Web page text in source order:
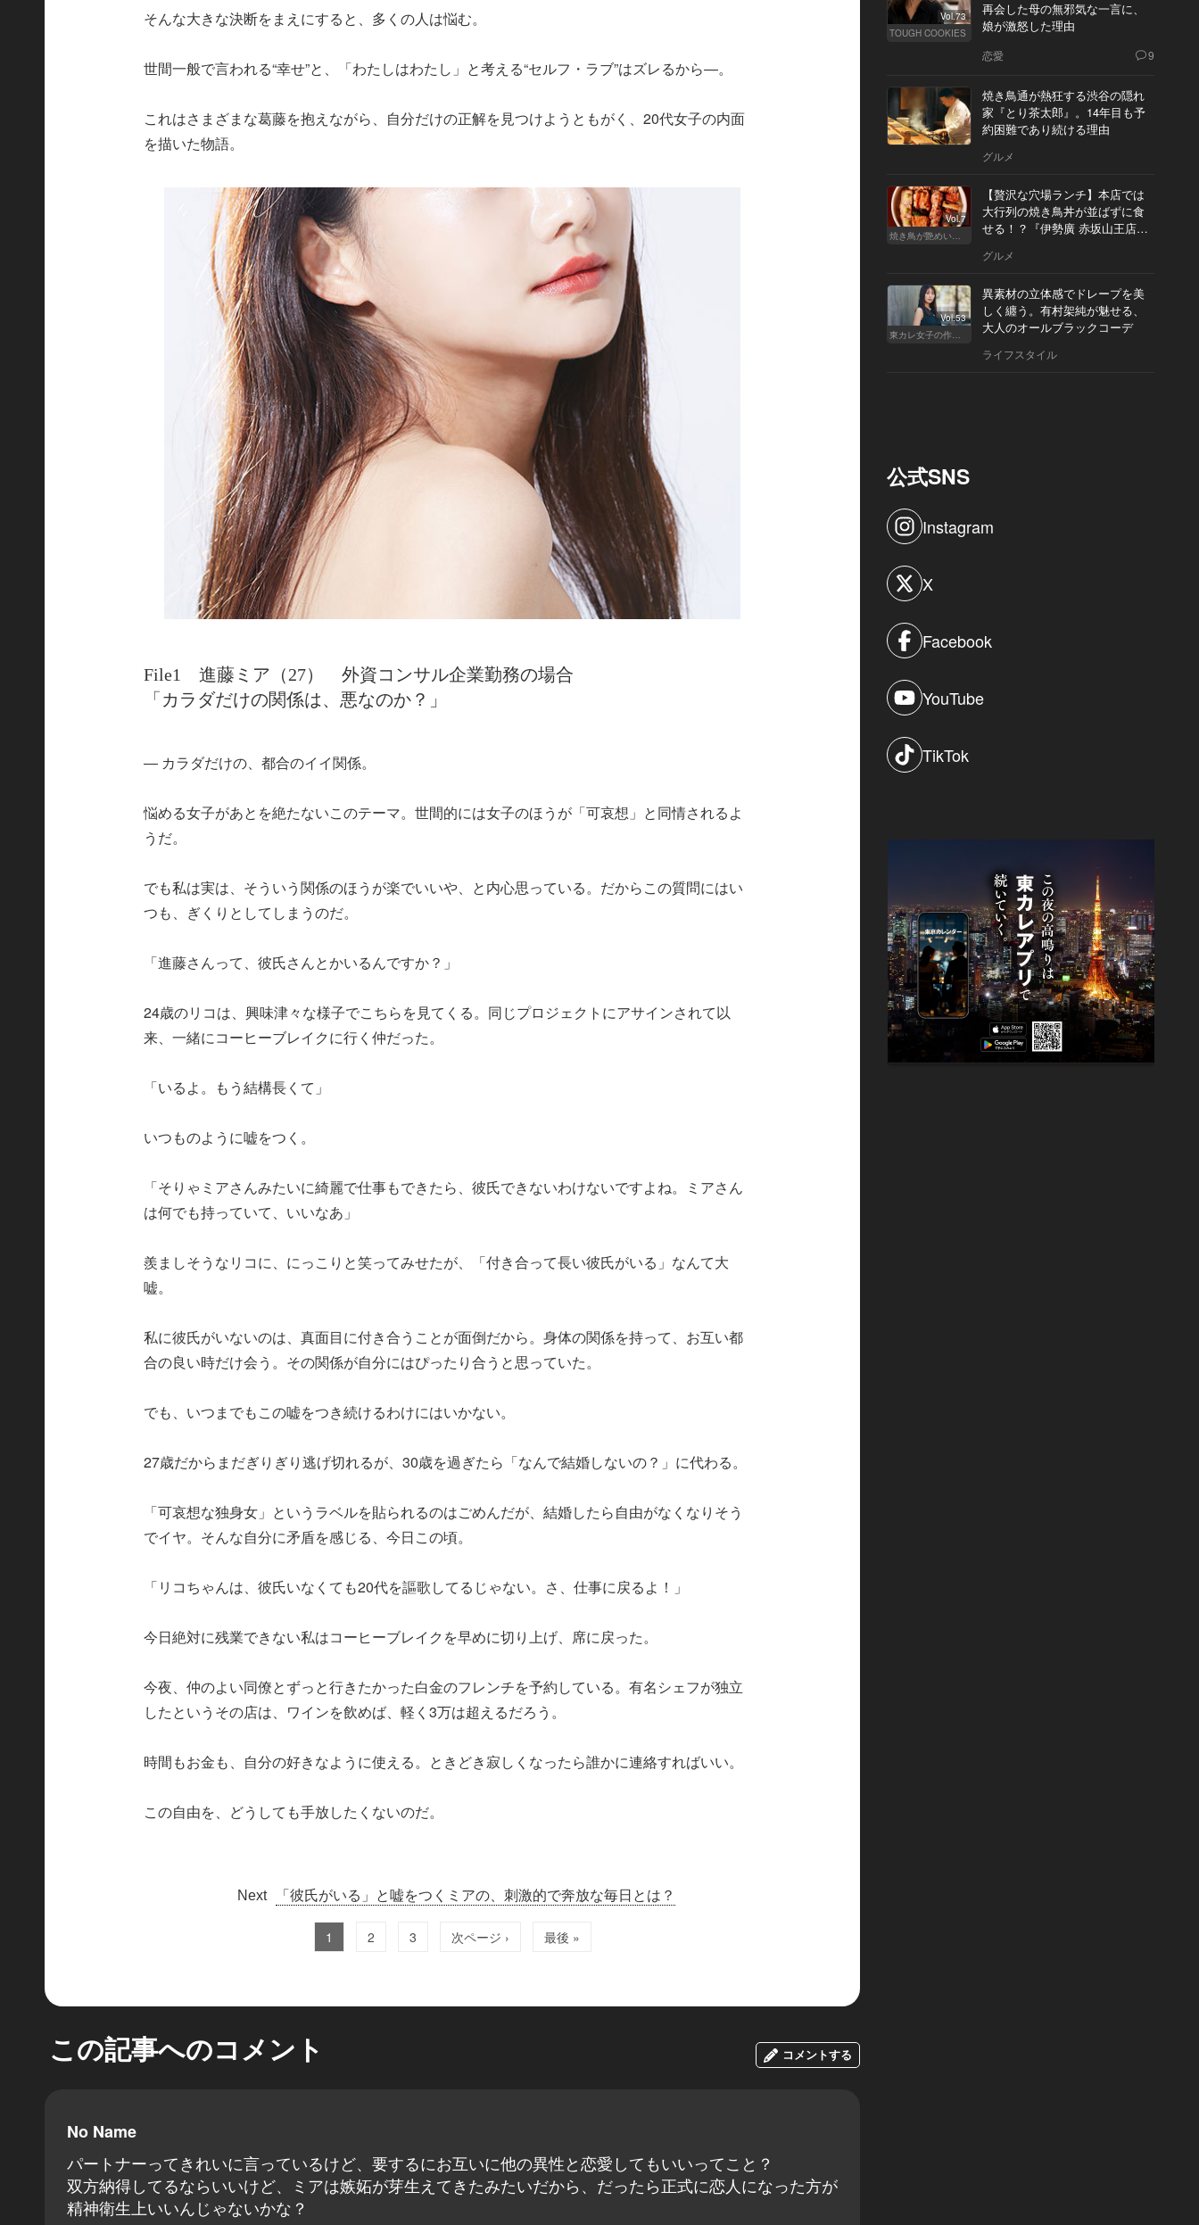
そんな大きな決断をまえにすると、多くの人は悩む。
世間一般で言われる“幸せ”と、「わたしはわたし」と考える“セルフ・ラブ”はズレるから―。
これはさまざまな葛藤を抱えながら、自分だけの正解を見つけようともがく、20代女子の内面
を描いた物語。
File1 進藤ミア（27） 外資コンサル企業勤務の場合
「カラダだけの関係は、悪なのか？」
― カラダだけの、都合のイイ関係。
悩める女子があとを絶たないこのテーマ。世間的には女子のほうが「可哀想」と同情されるよ
うだ。
でも私は実は、そういう関係のほうが楽でいいや、と内心思っている。だからこの質問にはい
つも、ぎくりとしてしまうのだ。
「進藤さんって、彼氏さんとかいるんですか？」
24歳のリコは、興味津々な様子でこちらを見てくる。同じプロジェクトにアサインされて以
来、一緒にコーヒーブレイクに行く仲だった。
「いるよ。もう結構長くて」
いつものように嘘をつく。
「そりゃミアさんみたいに綺麗で仕事もできたら、彼氏できないわけないですよね。ミアさん
は何でも持っていて、いいなあ」
羨ましそうなリコに、にっこりと笑ってみせたが、「付き合って長い彼氏がいる」なんて大
嘘。
私に彼氏がいないのは、真面目に付き合うことが面倒だから。身体の関係を持って、お互い都
合の良い時だけ会う。その関係が自分にはぴったり合うと思っていた。
でも、いつまでもこの嘘をつき続けるわけにはいかない。
27歳だからまだぎりぎり逃げ切れるが、30歳を過ぎたら「なんで結婚しないの？」に代わる。
「可哀想な独身女」というラベルを貼られるのはごめんだが、結婚したら自由がなくなりそう
でイヤ。そんな自分に矛盾を感じる、今日この頃。
「リコちゃんは、彼氏いなくても20代を謳歌してるじゃない。さ、仕事に戻るよ！」
今日絶対に残業できない私はコーヒーブレイクを早めに切り上げ、席に戻った。
今夜、仲のよい同僚とずっと行きたかった白金のフレンチを予約している。有名シェフが独立
したというその店は、ワインを飲めば、軽く3万は超えるだろう。
時間もお金も、自分の好きなように使える。ときどき寂しくなったら誰かに連絡すればいい。
この自由を、どうしても手放したくないのだ。
「彼氏がいる」と嘘をつくミアの、刺激的で奔放な毎日とは？
1 2 3 次ページ › 最後 »
この記事へのコメント コメントする
No Name
パートナーってきれいに言っているけど、要するにお互いに他の異性と恋愛してもいいってこと？
双方納得してるならいいけど、ミアは嫉妬が芽生えてきたみたいだから、だったら正式に恋人になった方が
精神衛生上いいんじゃないかな？
Vol.73
TOUGH COOKIES
再会した母の無邪気な一言に、
娘が激怒した理由
恋愛 9
焼き鳥通が熱狂する渋谷の隠れ
家『とり茶太郎』。14年目も予
約困難であり続ける理由
グルメ
Vol.7
焼き鳥が艶めいてきた
【贅沢な穴場ランチ】本店では
大行列の焼き鳥丼が並ばずに食
せる！？『伊勢廣 赤坂山王店』
グルメ
Vol.53
東カレ女子の作り方
異素材の立体感でドレープを美
しく纏う。有村架純が魅せる、
大人のオールブラックコーデ
ライフスタイル
公式SNS
Instagram
X
Facebook
YouTube
TikTok